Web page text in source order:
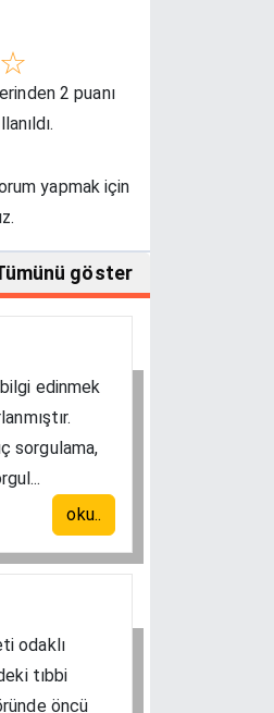
☆
2 puanı
yapmak için
göster
edinmek
sorgulama,
oku..
odaklı
tıbbi
öncü